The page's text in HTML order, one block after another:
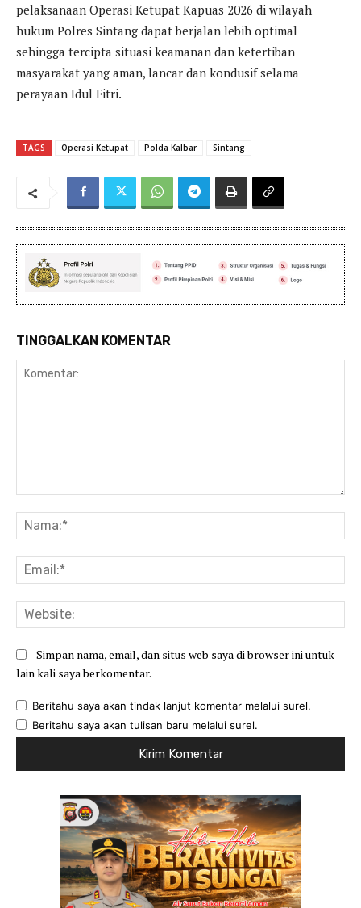
pelaksanaan Operasi Ketupat Kapuas 2026 di wilayah
hukum Polres Sintang dapat berjalan lebih optimal
sehingga tercipta situasi keamanan dan ketertiban
masyarakat yang aman, lancar dan kondusif selama
perayaan Idul Fitri.
TAGS Operasi Ketupat Polda Kalbar Sintang
TINGGALKAN KOMENTAR
Simpan nama, email, dan situs web saya di browser ini untuk
lain kali saya berkomentar.
Beritahu saya akan tindak lanjut komentar melalui surel.
Beritahu saya akan tulisan baru melalui surel.